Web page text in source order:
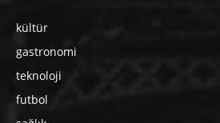
kültür
gastronomi
teknoloji
futbol